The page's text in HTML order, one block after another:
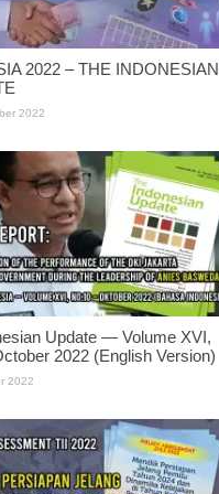
2022 – THE INDONESIAN
2022
Update — Volume XVI,
2022 (English Version)
2022